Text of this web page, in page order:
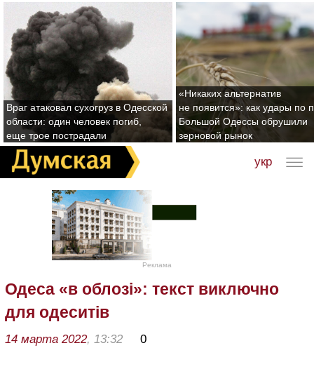
Враг атаковал сухогруз в Одесской
области: один человек погиб,
еще трое пострадали
«Никаких альтернатив
не появится»: как удары по
Большой Одессы обрушили
зерновой рынок
укр
Реклама
Одеса «в облозі»: текст виключно
для одеситів
14 марта 2022, 13:32 0